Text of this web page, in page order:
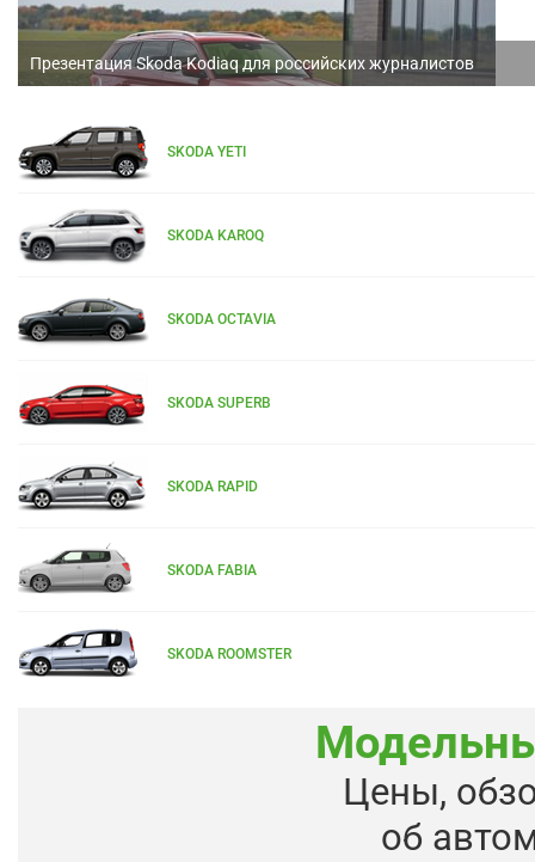
Презентация Skoda Kodiaq для российских журналистов
SKODA YETI
SKODA KAROQ
SKODA OCTAVIA
SKODA SUPERB
SKODA RAPID
SKODA FABIA
SKODA ROOMSTER
Цены,
об